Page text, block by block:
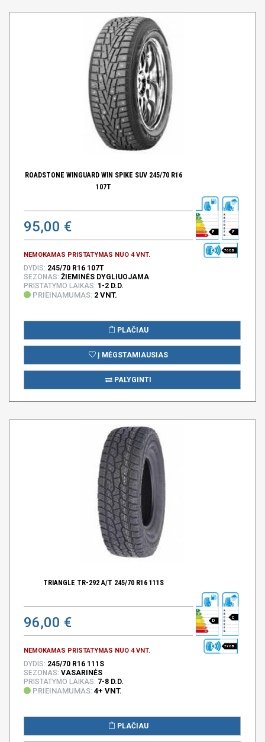
ROADSTONE WINGUARD WIN SPIKE SUV 245/70 R16
107T
95,00 €
NEMOKAMAS PRISTATYMAS NUO 4 VNT.
F F
76 DB
DYDIS: 245/70 R16 107T
SEZONAS: ŽIEMINĖS DYGLIUOJAMA
PRISTATYMO LAIKAS: 1-2 D.D.
PRIEINAMUMAS: 2 VNT.
PLAČIAU
Į MĖGSTAMIAUSIAS
PALYGINTI
TRIANGLE TR-292 A/T 245/70 R16 111S
96,00 €
NEMOKAMAS PRISTATYMAS NUO 4 VNT.
D
C
72 DB
DYDIS: 245/70 R16 111S
SEZONAS: VASARINĖS
PRISTATYMO LAIKAS: 7-8 D.D.
PRIEINAMUMAS: 4+ VNT.
PLAČIAU